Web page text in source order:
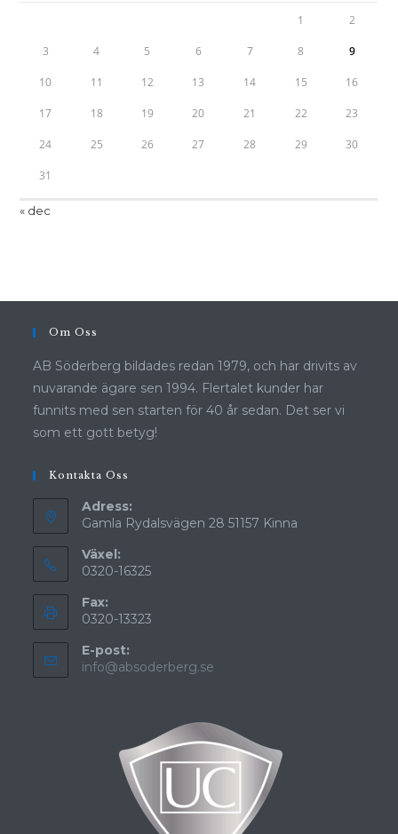
1 2
3 4 5 6 7 8 9
10 11 12 13 14 15 16
17 18 19 20 21 22 23
24 25 26 27 28 29 30
31
« dec
Om Oss
AB Söderberg bildades redan 1979, och har drivits av
nuvarande ägare sen 1994. Flertalet kunder har
funnits med sen starten för 40 år sedan. Det ser vi
som ett gott betyg!
Kontakta Oss
Adress:
Gamla Rydalsvägen 28 51157 Kinna
Växel:
0320-16325
Fax:
0320-13323
E-post:
info@absoderberg.se